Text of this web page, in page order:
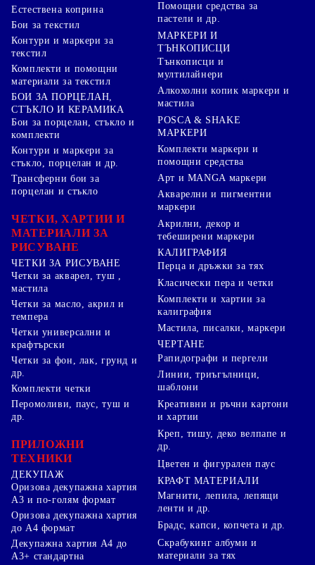
Естествена коприна
Бои за текстил
Контури и маркери за
текстил
Комплекти и помощни
материали за текстил
БОИ ЗА ПОРЦЕЛАН,
СТЪКЛО И КЕРАМИКА
Бои за порцелан, стъкло и
комплекти
Контури и маркери за
стъкло, порцелан и др.
Трансферни бои за
порцелан и стъкло
ЧЕТКИ, ХАРТИИ И
МАТЕРИАЛИ ЗА
РИСУВАНЕ
ЧЕТКИ ЗА РИСУВАНЕ
Четки за акварел, туш ,
мастила
Четки за масло, акрил и
темпера
Четки универсални и
крафтърски
Четки за фон, лак, грунд и
др.
Комплекти четки
Помощни средства за
пастели и др.
МАРКЕРИ И
ТЪНКОПИСЦИ
Тънкописци и
мултилайнери
Алкохолни копик маркери и
мастила
POSCA & SHAKE
МАРКЕРИ
Комплекти маркери и
помощни средства
Арт и MANGA маркери
Акварелни и пигментни
маркери
Акрилни, декор и
тебеширени маркери
КАЛИГРАФИЯ
Перца и дръжки за тях
Класически пера и четки
Комплекти и хартии за
калиграфия
Мастила, писалки, маркери
ЧЕРТАНЕ
Рапидографи и пергели
Линии, триъгълници,
шаблони
Перомоливи, паус, туш и
др.
ПРИЛОЖНИ
ТЕХНИКИ
ДЕКУПАЖ
Оризова декупажна хартия
А3 и по-голям формат
Оризова декупажна хартия
до А4 формат
Декупажна хартия А4 до
А3+ стандартна
Креативни и ръчни картони
и хартии
Креп, тишу, деко велпапе и
др.
Цветен и фигурален паус
КРАФТ МАТЕРИАЛИ
Магнити, лепила, лепящи
ленти и др.
Брадс, капси, копчета и др.
Скрабукинг албуми и
материали за тях